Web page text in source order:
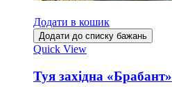
Додати в кошик
Додати до списку бажань
Quick View
Туя західна «Брабант»